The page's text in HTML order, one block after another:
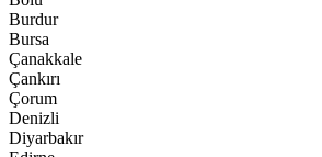
Burdur
Bursa
Çanakkale
Çankırı
Çorum
Denizli
Diyarbakır